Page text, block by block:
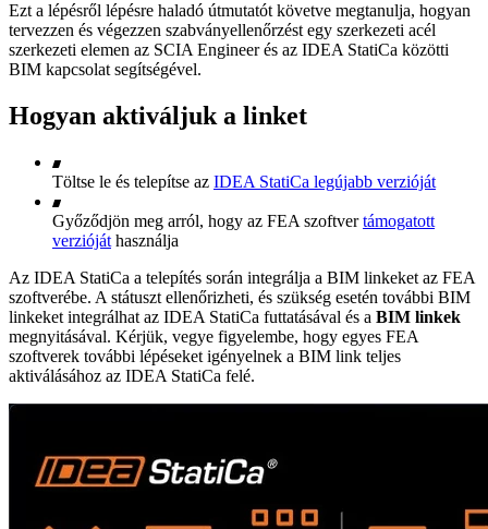
Ezt a lépésről lépésre haladó útmutatót követve megtanulja, hogyan
tervezzen és végezzen szabványellenőrzést egy szerkezeti acél
szerkezeti elemen az SCIA Engineer és az IDEA StatiCa közötti
BIM kapcsolat segítségével.
Hogyan aktiváljuk a linket
Töltse le és telepítse az IDEA StatiCa legújabb verzióját
Győződjön meg arról, hogy az FEA szoftvertámogatott
verzióját használja
Az IDEA StatiCa a telepítés során integrálja a BIM linkeket az FEA
szoftverébe. A státuszt ellenőrizheti, és szükség esetén további BIM
linkeket integrálhat az IDEA StatiCa futtatásával és a BIM linkek
megnyitásával. Kérjük, vegye figyelembe, hogy egyes FEA
szoftverek további lépéseket igényelnek a BIM link teljes
aktiválásához az IDEA StatiCa felé.